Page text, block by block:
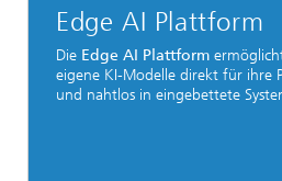
Edge AI Plattform
Die Edge AI Plattform
eigene KI-Modelle direkt für ihre
und nahtlos in eingebettete